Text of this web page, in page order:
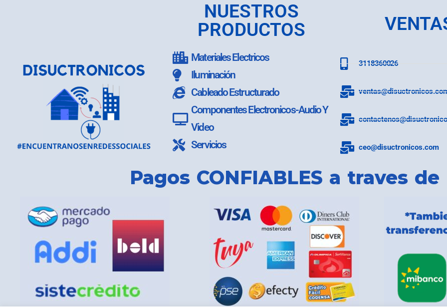
NUESTROS
PRODUCTOS
Materiales Electricos
Iluminación
Cableado Estructurado
Componentes Electronicos-Audio Y
Video
Servicios
3118360026
ceo@disuctronicos.com
Pagos CONFIABLES a traves de